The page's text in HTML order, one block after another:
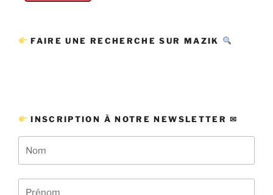
FAIRE UNE RECHERCHE SUR MAZIK
INSCRIPTION À NOTRE NEWSLETTER ✉